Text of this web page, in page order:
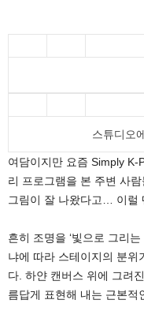
스튜디오
여담이지만 요즘 Simply K-
리 프로그램을 본 주변 사
그림이 잘 나왔다고… 이럴
흔히 조명을 ‘빛으로 그리
냐에 따라 스테이지의 분위
다. 하얀 캔버스 위에 그려
름답게 표현해 내는 근본적